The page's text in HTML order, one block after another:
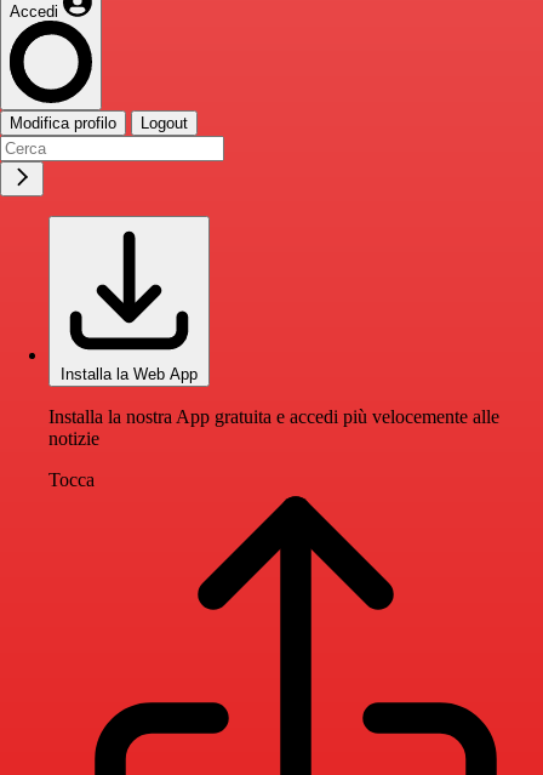
Accedi
Modifica profilo Logout
Installa la Web App
Installa la nostra App gratuita e accedi più velocemente alle
notizie
Tocca